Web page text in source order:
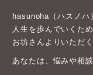
hasunoha（ハスノハ
人生を歩んでいくた
お坊さんよりいただ
あなたは、悩みや相